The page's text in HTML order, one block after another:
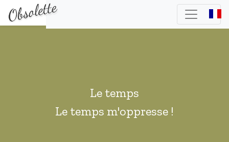
Le temps
Le temps m'oppresse !